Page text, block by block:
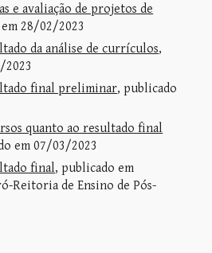
e avaliação de projetos de
28/02/2023
da análise de currículos,
2023
final preliminar, publicado
quanto ao resultado final
em 07/03/2023
final, publicado em
Reitoria de Ensino de Pós-